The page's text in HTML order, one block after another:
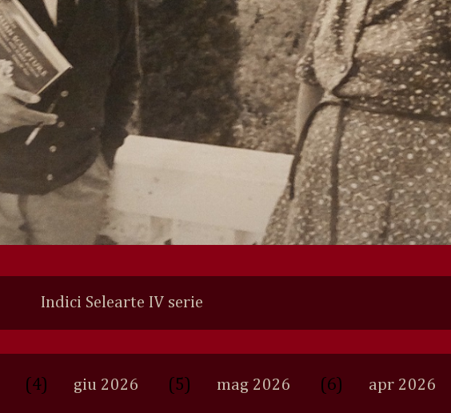
Indici Selearte IV serie
(4) giu 2026 (5) mag 2026 (6) apr 2026